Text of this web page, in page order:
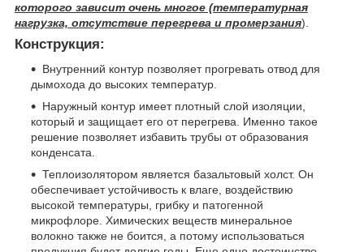
которого зависит очень многое (температурная
нагрузка, отсутствие перегрева и промерзания).
Конструкция:
Внутренний контур позволяет прогревать отвод для
дымохода до высоких температур.
Наружный контур имеет плотный слой изоляции,
который и защищает его от перегрева. Именно такое
решение позволяет избавить трубы от образования
конденсата.
Теплоизолятором является базальтовый холст. Он
обеспечивает устойчивость к влаге, воздействию
высокой температуры, грибку и патогенной
микрофлоре. Химических веществ минеральное
волокно также не боится, а потому использоваться